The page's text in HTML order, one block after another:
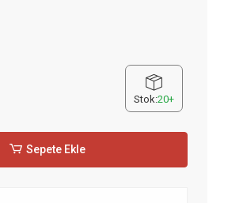
Stok:20+
Sepete Ekle